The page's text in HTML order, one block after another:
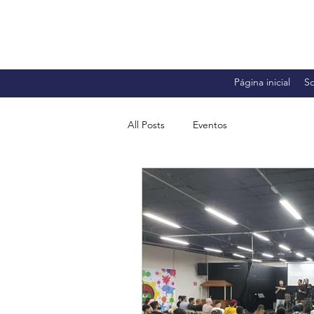
Página inicial
All Posts Eventos